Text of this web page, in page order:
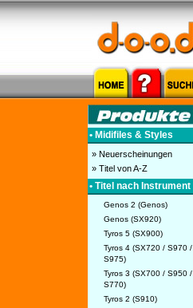
• Midifiles & Styles
» Neuerscheinungen
» Titel von A-Z
• Titel nach Instrument
Genos 2 (Genos)
Genos (SX920)
Tyros 5 (SX900)
Tyros 4 (SX720 / S970 /
S975)
Tyros 3 (SX700 / S950 /
S770)
Tyros 2 (S910)